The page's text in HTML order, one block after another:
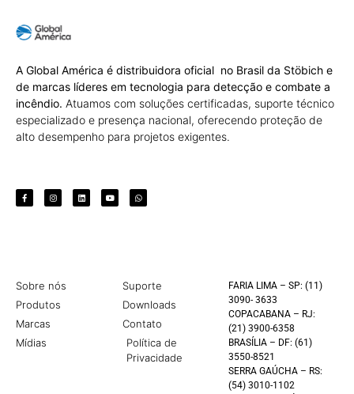
A Global América é distribuidora oficial no Brasil da Stöbich e
de marcas líderes em tecnologia para detecção e combate a
incêndio. Atuamos com soluções certificadas, suporte técnico
especializado e presença nacional, oferecendo proteção de
alto desempenho para projetos exigentes.
Sobre nós
Produtos
Marcas
Mídias
Suporte
Downloads
Contato
Política de
Privacidade
FARIA LIMA – SP: (11)
3090- 3633
COPACABANA – RJ:
(21) 3900-6358
BRASÍLIA – DF: (61)
3550-8521
SERRA GAÚCHA – RS:
(54) 3010-1102